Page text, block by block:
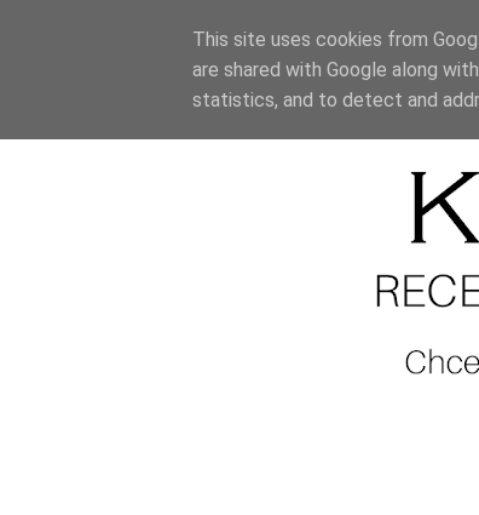
This site uses cookies from
are shared with Google along
statistics, and to detect and